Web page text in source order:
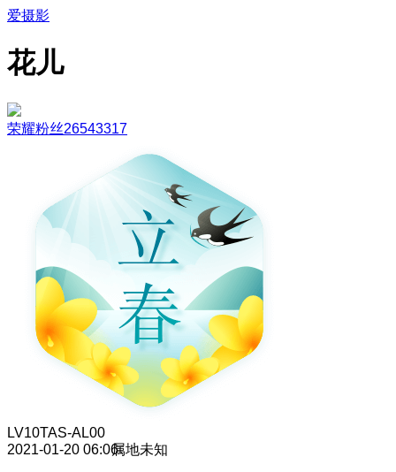
爱摄影
花儿
荣耀粉丝26543317
LV10TAS-AL00
2021-01-20 06:06属地未知